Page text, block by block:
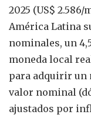
2025 (US$
América Latina
nominales, un
moneda local
para adquirir un
valor nominal
ajustados por